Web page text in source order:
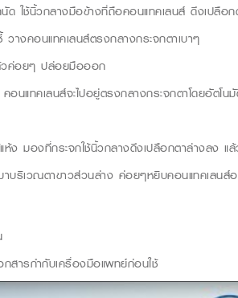
ด ใช้นิ้วกลางมือข้างที่ถือคอนแทคเลนส์ ดึงเปลื
างคอนแทคเลนส์ตรงกลางกระจกตาเบาๆ
วค่อยๆ ปล่อยมือออก
นแทคเลนส์จะไปอยู่ตรงกลางกระจกตาโดยอัตโน
แห้ง มองที่กระจกใช้นิ้วกลางดึงเปลือกตาล่างลง
บริเวณตาขาวส่วนล่าง ค่อยๆหยิบคอนแทคเลนส์อ
กสารกำกับเครื่องมือแพทย์ก่อนใช้